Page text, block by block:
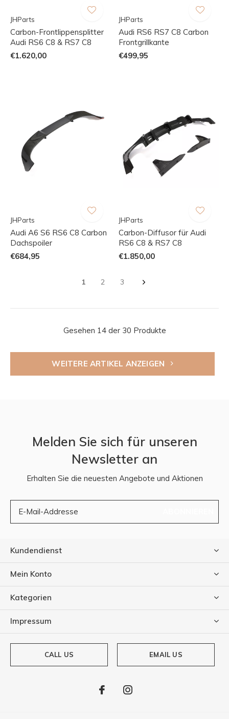
JHParts
Carbon-Frontlippensplitter
Audi RS6 C8 & RS7 C8
€1.620,00
JHParts
Audi RS6 RS7 C8 Carbon
Frontgrillkante
€499,95
JHParts
Audi A6 S6 RS6 C8 Carbon
Dachspoiler
€684,95
JHParts
Carbon-Diffusor für Audi
RS6 C8 & RS7 C8
€1.850,00
1 2 3
Gesehen 14 der 30 Produkte
WEITERE ARTIKEL ANZEIGEN
Melden Sie sich für unseren
Newsletter an
Erhalten Sie die neuesten Angebote und Aktionen
Kundendienst
Mein Konto
Kategorien
Impressum
CALL US EMAIL US